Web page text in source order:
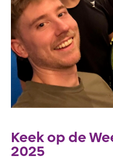
Keek op de
2025